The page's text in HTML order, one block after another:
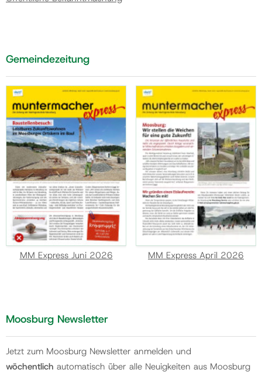
Gemeindezeitung
MM Express Juni 2026 MM Express April 2026
Moosburg Newsletter
Jetzt zum Moosburg Newsletter anmelden und
wöchentlich automatisch über alle Neuigkeiten aus Moosburg